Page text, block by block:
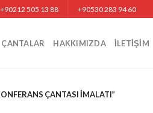
+90212 505 13 88 +90530 283 94 60
ÇANTALAR HAKKIMIZDA İLETIŞIM
ÇANTASI İMALATI”